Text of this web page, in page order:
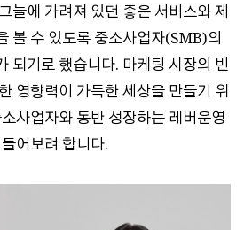
늘에 가려져 있던 좋은 서비스와 제
볼 수 있도록 중소사업자(SMB)의
되기로 했습니다. 마케팅 시장의 빈
영향력이 가득한 세상을 만들기 위
사업자와 동반 성장하는 레버운영
어보려 합니다.